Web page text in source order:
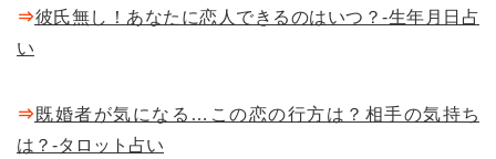
⇒彼氏無し！あなたに恋人できるのはいつ？-生年月日占
い
⇒既婚者が気になる…この恋の行方は？相手の気持ち
は？-タロット占い